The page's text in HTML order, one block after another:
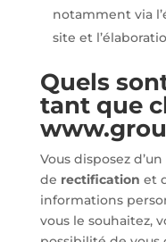
notamment via
site et
Quels
tant que
Vous disposez
de rectification et
informations
vous le souhaitez,